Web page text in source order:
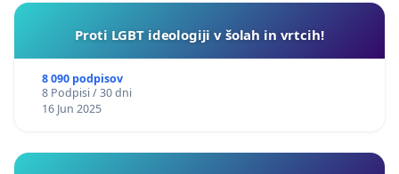
Proti LGBT ideologiji v šolah in vrtcih!
8 090 podpisov
8 Podpisi / 30 dni
16 Jun 2025